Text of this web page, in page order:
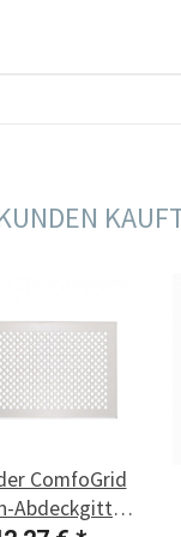
ComfoGrid
Abdeckgitter